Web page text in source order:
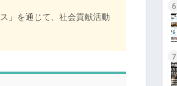
」を通じて、社会貢献活動
6
7